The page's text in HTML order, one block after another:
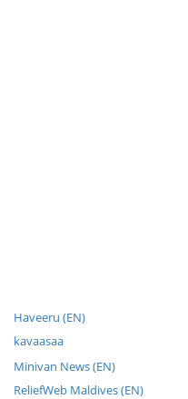
Haveeru (EN)
kavaasaa
Minivan News (EN)
ReliefWeb Maldives (EN)